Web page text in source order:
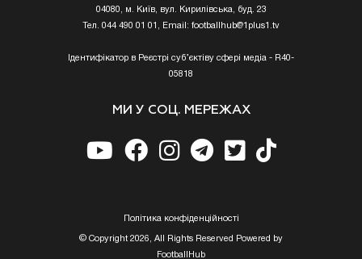
04080, м. Київ, вул. Кирилівська, буд. 23
Тел. 044 490 01 01, Email: footballhub@1plus1.tv
Ідентифікатор в Реєстрі суб’єктіву сфері медіа - R40-
05818
МИ У СОЦ. МЕРЕЖАХ
Полiтика конфiденцiйностi
© Copyright 2026, All Rights Reserved Powered by
FootballHub